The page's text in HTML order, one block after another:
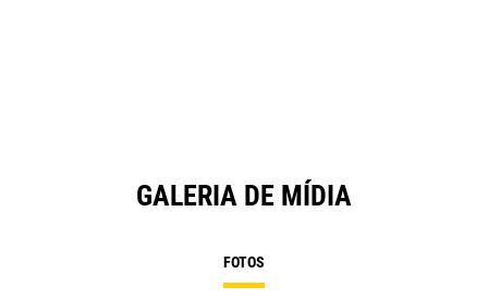
GALERIA DE MÍDIA
FOTOS